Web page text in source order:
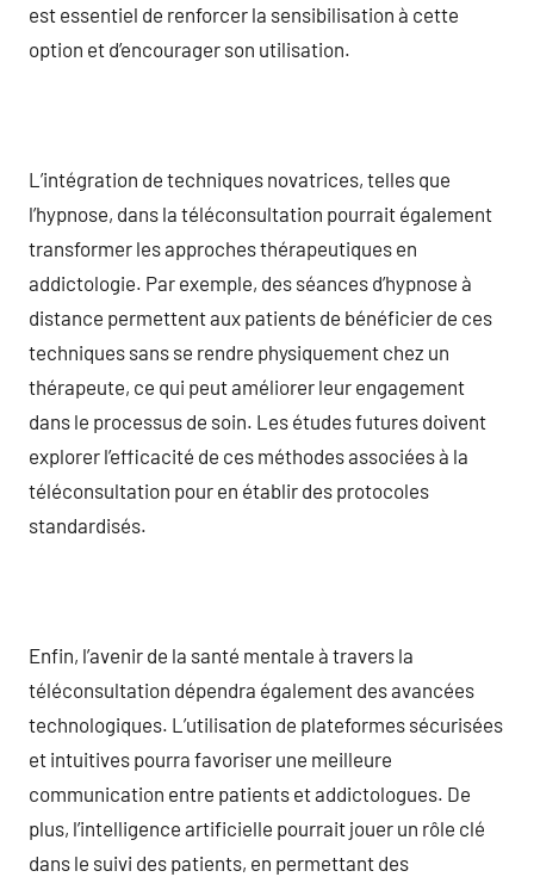
est essentiel de renforcer la sensibilisation à cette
option et d’encourager son utilisation.
L’intégration de techniques novatrices, telles que
l’hypnose, dans la téléconsultation pourrait également
transformer les approches thérapeutiques en
addictologie. Par exemple, des séances d’hypnose à
distance permettent aux patients de bénéficier de ces
techniques sans se rendre physiquement chez un
thérapeute, ce qui peut améliorer leur engagement
dans le processus de soin. Les études futures doivent
explorer l’efficacité de ces méthodes associées à la
téléconsultation pour en établir des protocoles
standardisés.
Enfin, l’avenir de la santé mentale à travers la
téléconsultation dépendra également des avancées
technologiques. L’utilisation de plateformes sécurisées
et intuitives pourra favoriser une meilleure
communication entre patients et addictologues. De
plus, l’intelligence artificielle pourrait jouer un rôle clé
dans le suivi des patients, en permettant des